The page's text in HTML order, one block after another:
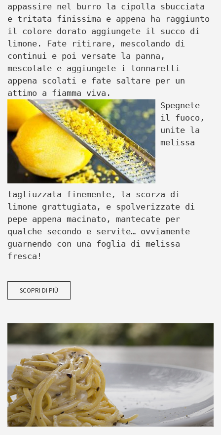
appassire nel burro la cipolla sbucciata
e tritata finissima e appena ha raggiunto
il colore dorato aggiungete il succo di
limone. Fate ritirare, mescolando di
continui e poi versate la panna,
mescolate e aggiungete i tonnarelli
appena scolati e fate saltare per un
attimo a fiamma viva.
Spegnete
il fuoco,
unite la
melissa
tagliuzzata finemente, la scorza di
limone grattugiata, e spolverizzate di
pepe appena macinato, mantecate per
qualche secondo e servite… ovviamente
guarnendo con una foglia di melissa
fresca!
SCOPRI DI PIÙ